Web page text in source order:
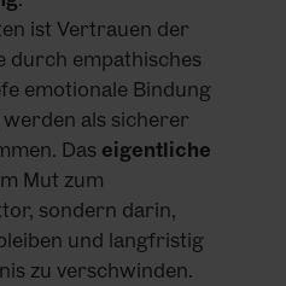
ist Vertrauen der
durch empathisches
emotionale Bindung
als sicherer
Das eigentliche
Mut zum
sondern darin,
und langfristig
zu verschwinden.